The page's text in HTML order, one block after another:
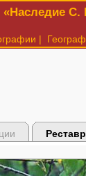
С.
|